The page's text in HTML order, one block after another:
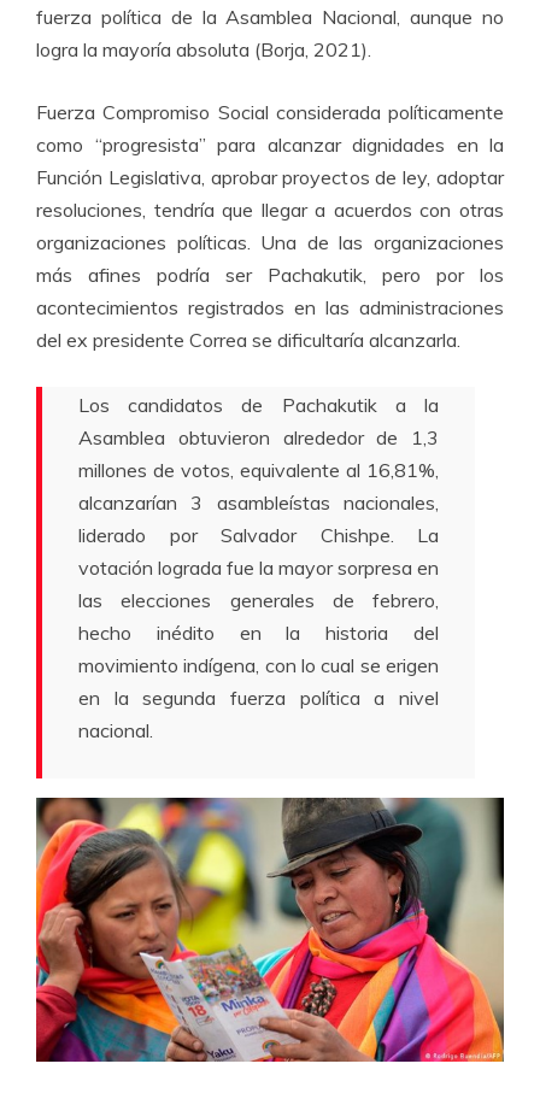
fuerza política de la Asamblea Nacional, aunque no
logra la mayoría absoluta (Borja, 2021).
Fuerza Compromiso Social considerada políticamente
como “progresista” para alcanzar dignidades en la
Función Legislativa, aprobar proyectos de ley, adoptar
resoluciones, tendría que llegar a acuerdos con otras
organizaciones políticas. Una de las organizaciones
más afines podría ser Pachakutik, pero por los
acontecimientos registrados en las administraciones
del ex presidente Correa se dificultaría alcanzarla.
Los candidatos de Pachakutik a la
Asamblea obtuvieron alrededor de 1,3
millones de votos, equivalente al 16,81%,
alcanzarían 3 asambleístas nacionales,
liderado por Salvador Chishpe. La
votación lograda fue la mayor sorpresa en
las elecciones generales de febrero,
hecho inédito en la historia del
movimiento indígena, con lo cual se erigen
en la segunda fuerza política a nivel
nacional.